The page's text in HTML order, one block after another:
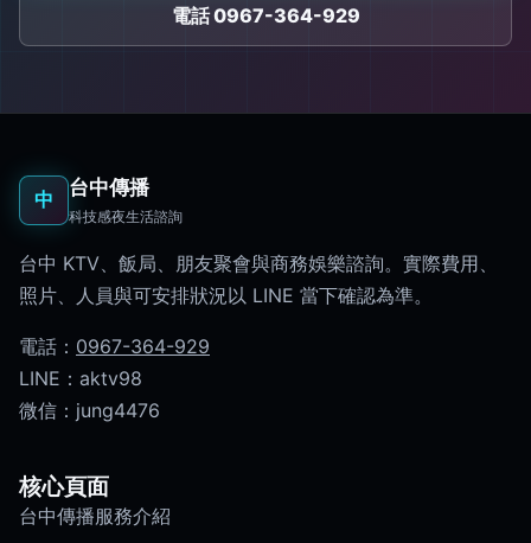
電話 0967-364-929
中 台中傳播
科技感夜生活諮詢
台中 KTV、飯局、朋友聚會與商務娛樂諮詢。實際費用、
照片、人員與可安排狀況以 LINE 當下確認為準。
電話： 0967-364-929
LINE：aktv98
微信：jung4476
核心頁面
台中傳播服務介紹